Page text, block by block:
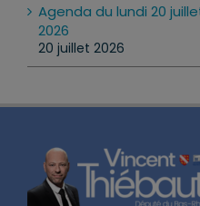
Agenda du lundi 20
2026
20 juillet 2026